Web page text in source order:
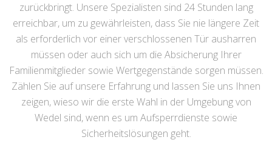
zurückbringt. Unsere Spezialisten sind 24 Stunden lang
erreichbar, um zu gewährleisten, dass Sie nie längere Zeit
als erforderlich vor einer verschlossenen Tür ausharren
müssen oder auch sich um die Absicherung Ihrer
Familienmitglieder sowie Wertgegenstände sorgen müssen.
Zählen Sie auf unsere Erfahrung und lassen Sie uns Ihnen
zeigen, wieso wir die erste Wahl in der Umgebung von
Wedel sind, wenn es um Aufsperrdienste sowie
Sicherheitslösungen geht.